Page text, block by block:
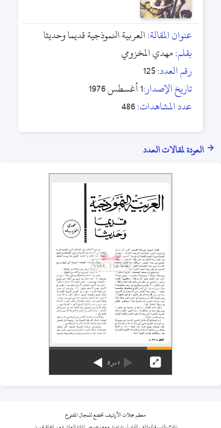
عنوان المقالة:العربية النموذجية قديما وحديثا
بقلم:مهدي المخزومي
رقم العدد:125
تاريخ الإصدار:1 أغسطس 1976
عدد المشاهدات:486
العودة لمقالات العدد
1من5
معظم مجلات الأرشيف تخضع للمجال المفتوح